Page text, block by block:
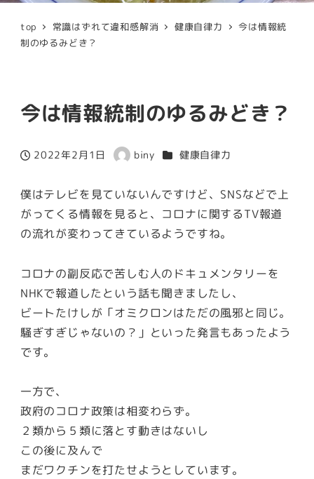
top 常識はずれて違和感解消 健康自律力
今は情報統
制のゆるみどき？
今は情報統制のゆるみどき？
投稿日
2022年2月1日
著
biny カテゴリー
健康自律力
僕はテレビを見ていないんですけど、SNSなどで上
がってくる情報を見ると、コロナに関するTV報道
の流れが変わってきているようですね。
コロナの副反応で苦しむ人のドキュメンタリーを
NHKで報道したという話も聞きましたし、
ビートたけしが「オミクロンはただの風邪と同じ。
騒ぎすぎじゃないの？」といった発言もあったよう
です。
一方で、
政府のコロナ政策は相変わらず。
２類から５類に落とす動きはないし
この後に及んで
まだワクチンを打たせようとしています。